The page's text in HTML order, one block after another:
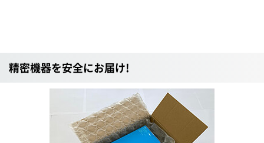
精密機器を安全にお届け!